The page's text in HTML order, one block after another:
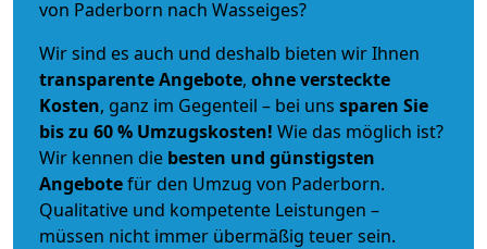
von Paderborn nach Wasseiges?
Wir sind es auch und deshalb bieten wir Ihnen
transparente Angebote, ohne versteckte
Kosten, ganz im Gegenteil – bei uns sparen Sie
bis zu 60 % Umzugskosten! Wie das möglich ist?
Wir kennen die besten und günstigsten
Angebotefür den Umzug von Paderborn.
Qualitative und kompetente Leistungen –
müssen nicht immer übermäßig teuer sein.